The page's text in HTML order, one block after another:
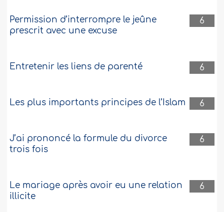
6
Permission d’interrompre le jeûne
prescrit avec une excuse
6
Entretenir les liens de parenté
6
Les plus importants principes de l’Islam
6
J’ai prononcé la formule du divorce
trois fois
6
Le mariage après avoir eu une relation
illicite